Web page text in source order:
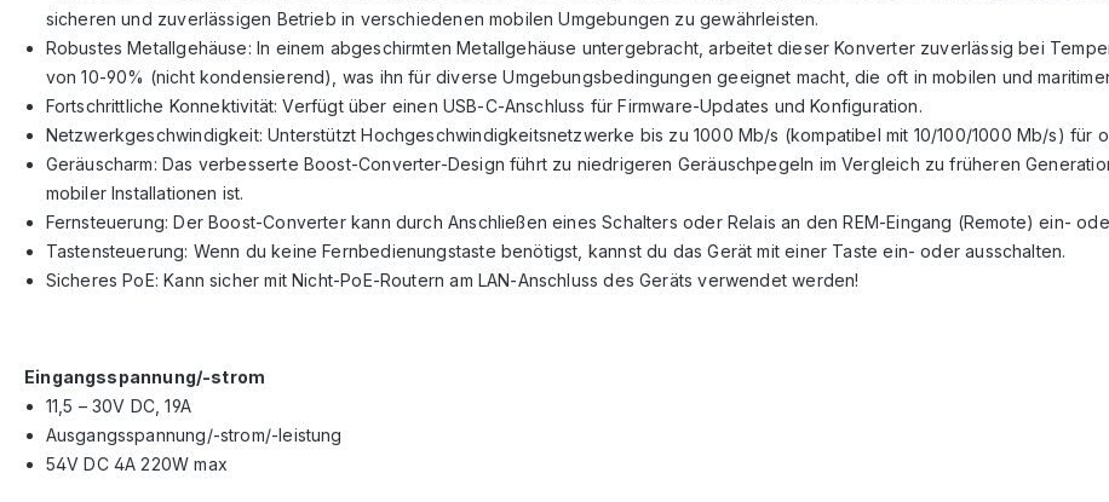
sicheren und zuverlässigen Betrieb in verschiedenen mobilen Umgebungen zu gewährleisten.
Robustes Metallgehäuse: In einem abgeschirmten Metallgehäuse untergebracht, arbeitet dieser Konverter zuverlässig bei
von 10-90% (nicht kondensierend), was ihn für diverse Umgebungsbedingungen geeignet macht, die oft in mobilen und
Fortschrittliche Konnektivität: Verfügt über einen USB-C-Anschluss für Firmware-Updates und Konfiguration.
Netzwerkgeschwindigkeit: Unterstützt Hochgeschwindigkeitsnetzwerke bis zu 1000 Mb/s (kompatibel mit 10/100/1000 Mb/s) für
Geräuscharm: Das verbesserte Boost-Converter-Design führt zu niedrigeren Geräuschpegeln im Vergleich zu früheren
mobiler Installationen ist.
Fernsteuerung: Der Boost-Converter kann durch Anschließen eines Schalters oder Relais an den REM-Eingang (Remote) ein-
Tastensteuerung: Wenn du keine Fernbedienungstaste benötigst, kannst du das Gerät mit einer Taste ein- oder ausschalten.
Sicheres PoE: Kann sicher mit Nicht-PoE-Routern am LAN-Anschluss des Geräts verwendet werden!
Eingangsspannung/-strom
11,5 – 30V DC, 19A
Ausgangsspannung/-strom/-leistung
54V DC 4A 220W max